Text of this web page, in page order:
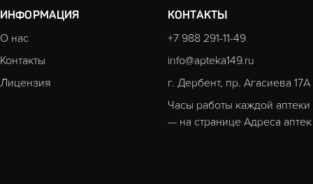
ИНФОРМАЦИЯ
О нас
Контакты
Лицензия
КОНТАКТЫ
+7 988 291-11-49
info@apteka149.ru
г. Дербент, пр. Агасиева 17А
Часы работы каждой аптеки
— на странице Адреса аптек